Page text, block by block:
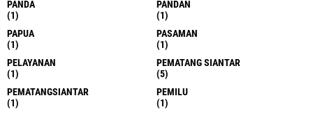
PANDA
(1)
PANDAN
(1)
PAPUA
(1)
PASAMAN
(1)
PELAYANAN
(1)
PEMATANG SIANTAR
(5)
PEMATANGSIANTAR
(1)
PEMILU
(1)